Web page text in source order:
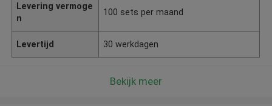
Levering vermoge
n
100 sets per maand
Levertijd 30 werkdagen
Bekijk meer